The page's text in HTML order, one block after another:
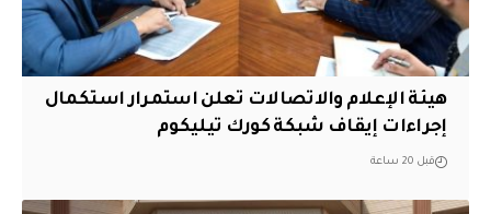
هيئة الإعلام والاتصالات تعلن استمرار استكمال
إجراءات إيقاف شبكة كورك تيليكوم
قبل 20 ساعة